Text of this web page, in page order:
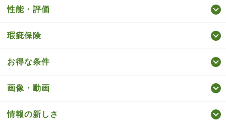
性能・評価
瑕疵保険
お得な条件
画像・動画
情報の新しさ